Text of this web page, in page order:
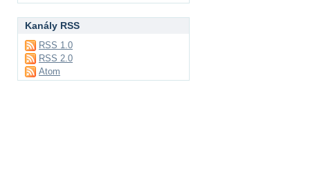
Kanály RSS
RSS 1.0
RSS 2.0
Atom